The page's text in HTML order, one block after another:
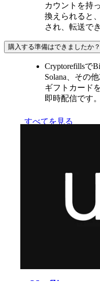
カウントを持
換えられると
され、転送で
購入する準備はできましたか？
Cryptorefillsで
Solana、その
ギフトカード
即時配信です。